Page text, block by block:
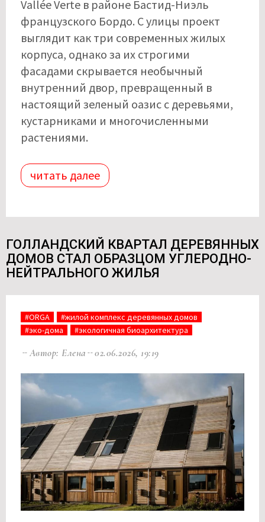
Vallée Verte в районе Бастид-Ниэль
французского Бордо. С улицы проект
выглядит как три современных жилых
корпуса, однако за их строгими
фасадами скрывается необычный
внутренний двор, превращенный в
настоящий зеленый оазис с деревьями,
кустарниками и многочисленными
растениями.
читать далее
ГОЛЛАНДСКИЙ КВАРТАЛ ДЕРЕВЯННЫХ
ДОМОВ СТАЛ ОБРАЗЦОМ УГЛЕРОДНО-
НЕЙТРАЛЬНОГО ЖИЛЬЯ
#ORGA
#жилой комплекс деревянных домов
#эко-дома
#экологичная биоархитектура
Автор: Елена 02.06.2026, 19:19